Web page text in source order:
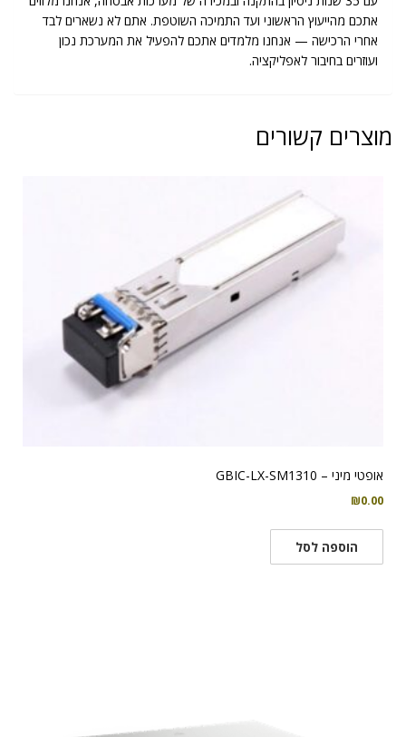
אתכם מהייעוץ הראשוני ועד התמיכה השוטפת. אתם לא נשארים לבד
אחרי הרכישה — אנחנו מלמדים אתכם להפעיל את המערכת נכון
ועוזרים בחיבור לאפליקציה.
מוצרים קשורים
אופטי מיני – GBIC-LX-SM1310
₪0.00
הוספה לסל